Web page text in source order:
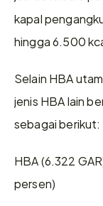
kapal
hingga 6.500
Selain HBA
jenis HBA lain
sebagai berikut:
HBA (6.322
persen)